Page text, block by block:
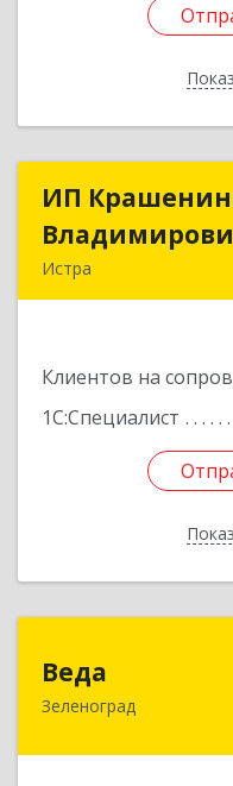
ИП
Истра
Клиентов на
1С:Специалист
ИП
Веда
Зеленоград
124683, Москва